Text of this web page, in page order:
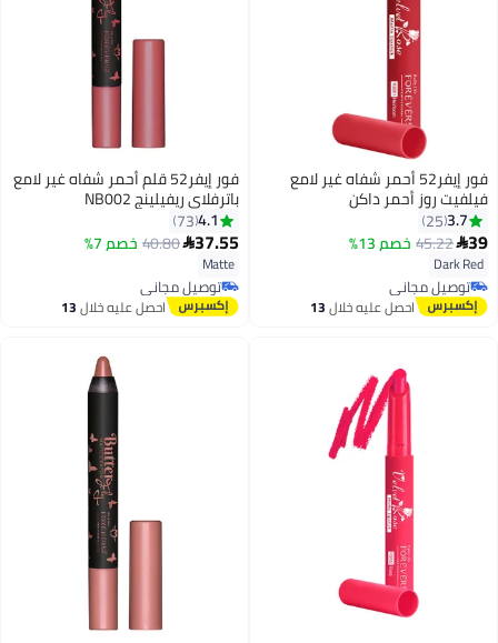
6
فور إيفر52 أحمر شفاه غير لامع
فيلفيت روز أحمر داكن
3.7
25
39
45.22خصم 13%
Dark Red
توصيل مجاني
توصيل مجانياحصل عليه خلال13
10
فور إيفر52 قلم أحمر شفاه غير لامع
باترفلاي ريفيلينج NB002
4.1
73
37.55
40.80خصم 7%
Matte
توصيل مجاني
توصيل مجانياحصل عليه خلال13